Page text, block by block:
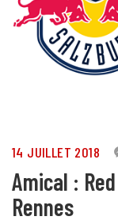
14 JUILLET 2018
Amical :
Rennes